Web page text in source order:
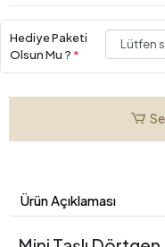
Hediye Paketi
Olsun Mu ? *
Ürün Açıklaması